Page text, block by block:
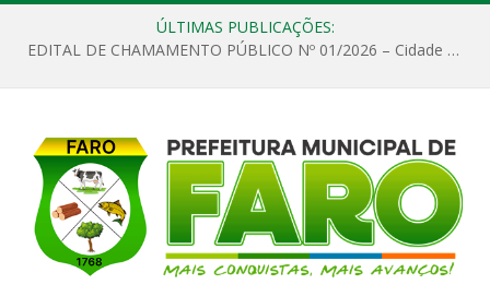
ÚLTIMAS PUBLICAÇÕES:
EDITAL DE CHAMAMENTO PÚBLICO Nº 01/2026 – Cidade de Faro